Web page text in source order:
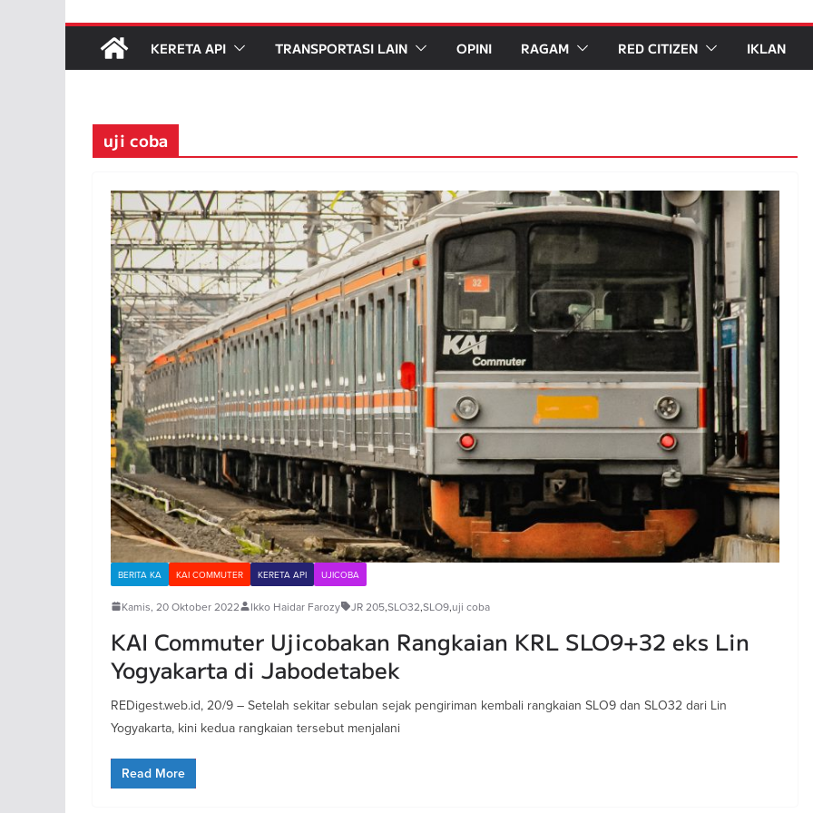
KERETA API TRANSPORTASI LAIN OPINI RAGAM RED CITIZEN IKLAN
uji coba
BERITA KA KAI COMMUTER KERETA API UJICOBA
Kamis, 20 Oktober 2022 Ikko Haidar Farozy JR 205,SLO32,SLO9,uji coba
KAI Commuter Ujicobakan Rangkaian KRL SLO9+32 eks Lin
Yogyakarta di Jabodetabek
REDigest.web.id, 20/9 – Setelah sekitar sebulan sejak pengiriman kembali rangkaian SLO9 dan SLO32 dari Lin
Yogyakarta, kini kedua rangkaian tersebut menjalani
Read More